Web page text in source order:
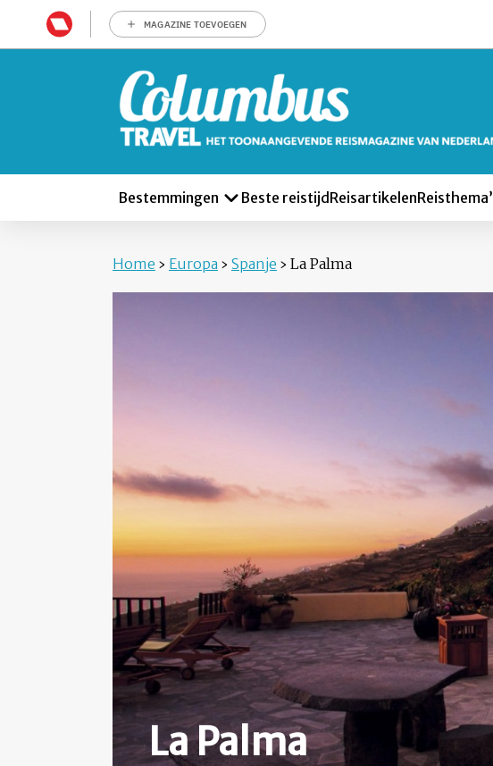
MAGAZINE TOEVOEGEN
Bestemmingen Beste reistijd Reisartikelen
Home › Europa › Spanje › La Palma
La Palma